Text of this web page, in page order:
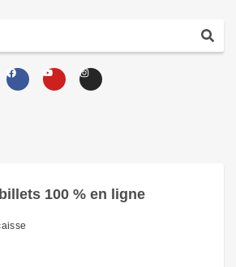
100 % en ligne